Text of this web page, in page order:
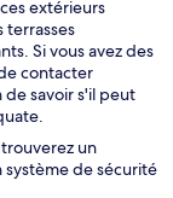
extérieurs
terrasses
Si vous avez des
contacter
savoir s'il peut
un
de sécurité